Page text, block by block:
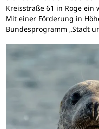
Kreisstraße 61 in Roge
Mit einer Förderung in
Bundesprogramm „Stadt